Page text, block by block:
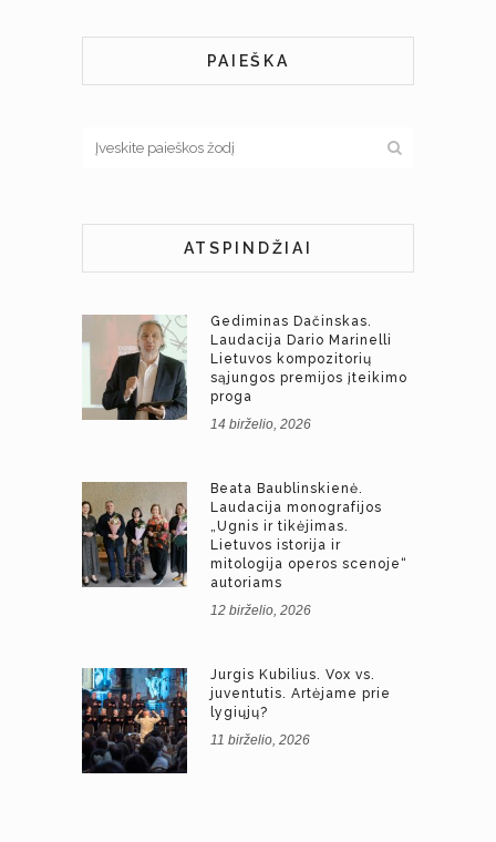
PAIEŠKA
ATSPINDŽIAI
Gediminas Dačinskas.
Laudacija Dario Marinelli
Lietuvos kompozitorių
sąjungos premijos įteikimo
proga
14 birželio, 2026
Beata Baublinskienė.
Laudacija monografijos
„Ugnis ir tikėjimas.
Lietuvos istorija ir
mitologija operos scenoje“
autoriams
12 birželio, 2026
Jurgis Kubilius. Vox vs.
juventutis. Artėjame prie
lygiųjų?
11 birželio, 2026